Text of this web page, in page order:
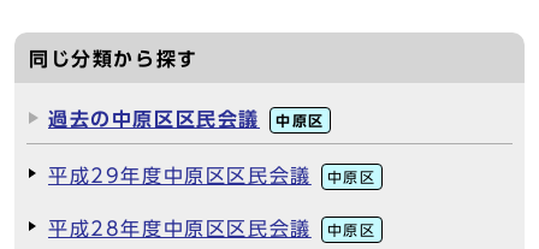
同じ分類から探す
過去の中原区区民会議 中原区
平成29年度中原区区民会議 中原区
平成28年度中原区区民会議 中原区